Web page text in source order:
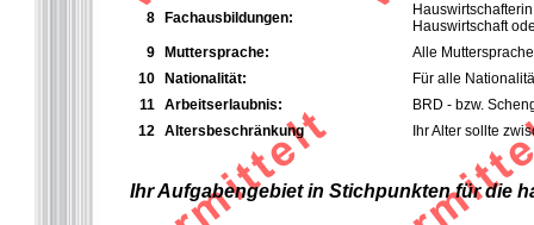
8 Fachausbildungen:
Hauswirtschaft
9
Muttersprache:
Alle
10
Nationalität:
Für alle
11 Arbeitserlaubnis:
BRD - bzw.
12 Altersbeschränkung Ihr Alter sollte
Ihr Aufgabengebiet in Stichpunkten für die